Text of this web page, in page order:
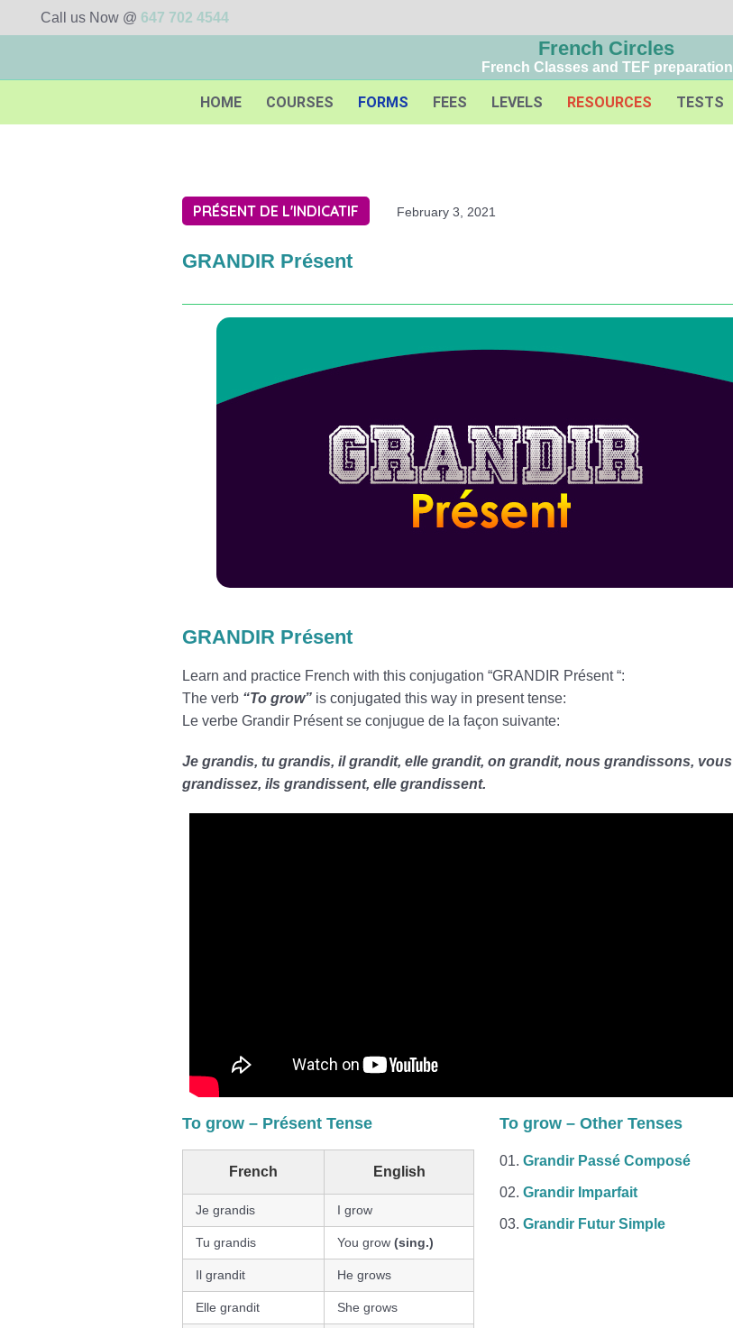
Call us Now @ 647 702 4544
French Circles
French Classes and TEF preparation
HOME COURSES FORMS FEES LEVELS RESOURCES TESTS
PRÉSENT DE L'INDICATIF February 3, 2021
GRANDIR Présent
GRANDIR Présent
Learn and practice French with this conjugation “GRANDIR Présent “:
The verb “To grow” is conjugated this way in present tense:
Le verbe Grandir Présent se conjugue de la façon suivante:
Je grandis, tu grandis, il grandit, elle grandit, on grandit, nous grandissons, vous
grandissez, ils grandissent, elle grandissent.
To grow – Présent Tense
French English
Je grandis I grow
Tu grandis You grow (sing.)
Il grandit He grows
Elle grandit She grows
To grow – Other Tenses
Grandir Passé Composé
Grandir Imparfait
Grandir Futur Simple